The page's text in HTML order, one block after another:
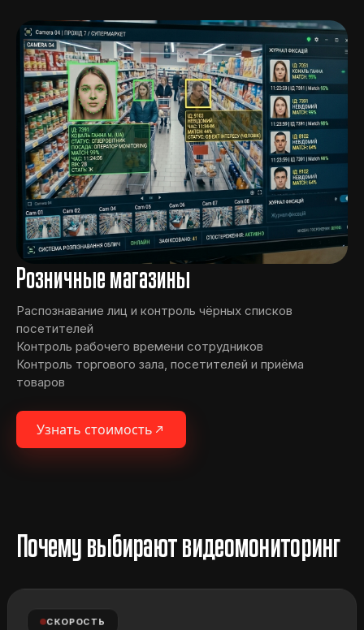
Розничные магазины
Распознавание лиц и контроль чёрных списков
посетителей
Контроль рабочего времени сотрудников
Контроль торгового зала, посетителей и приёма
товаров
Узнать стоимость
Почему выбирают видеомониторинг
СКОРОСТЬ